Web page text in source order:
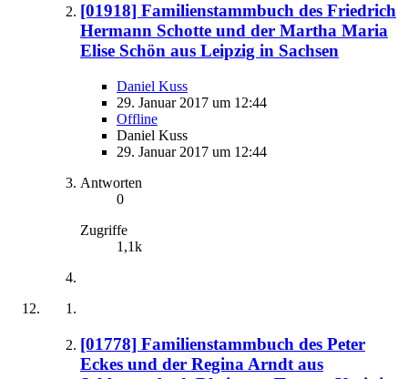
[01918] Familienstammbuch des Friedrich
Hermann Schotte und der Martha Maria
Elise Schön aus Leipzig in Sachsen
Daniel Kuss
29. Januar 2017 um 12:44
Offline
Daniel Kuss
29. Januar 2017 um 12:44
Antworten
0
Zugriffe
1,1k
[01778] Familienstammbuch des Peter
Eckes und der Regina Arndt aus